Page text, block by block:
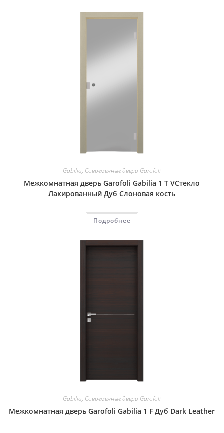
Gabilia, Современные двери Garofoli
Межкомнатная дверь Garofoli Gabilia 1 T VСтекло
Лакированный Дуб Слоновая кость
Подробнее
Gabilia, Современные двери Garofoli
Межкомнатная дверь Garofoli Gabilia 1 F Дуб Dark Leather